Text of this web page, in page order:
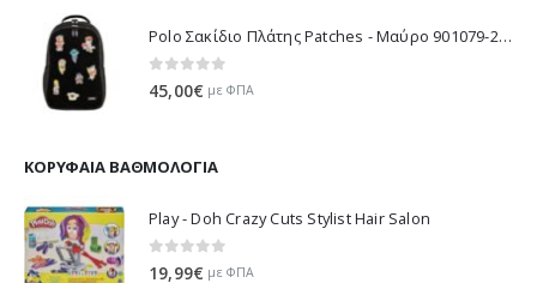
Polo Σακίδιο Πλάτης Patches - Μαύρο 901079-2000 2026
0out of 5
45,00€ με ΦΠΑ
ΚΟΡΥΦΑΊΑ ΒΑΘΜΟΛΟΓΊΑ
Play - Doh Crazy Cuts Stylist Hair Salon
0 out of 5
19,99€ με ΦΠΑ